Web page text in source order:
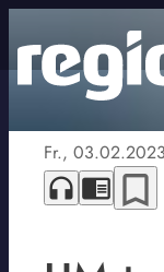
Fr., 03.02.2023
headphones chrome_reader_mode bookmark_border